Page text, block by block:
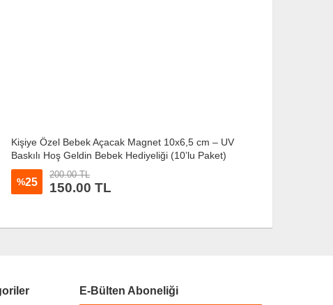
Kişiye Özel Bebek Açacak Magnet 10x6,5 cm – UV
Baskılı Hoş Geldin Bebek Hediyeliği (10’lu Paket)
%25
200.00 TL
150.00 TL
E-Bülten Aboneliği